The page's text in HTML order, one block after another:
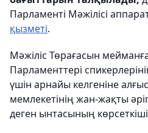
Парламенті Мәжілісі
қызметі.
Мәжіліс Төрағасын
Парламенттері
үшін арнайы келгеніне
мемлекетінің жан-жақты
деген ынтасының